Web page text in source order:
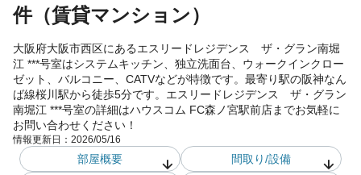
件（賃貸マンション）
大阪府大阪市西区にあるエスリードレジデンス ザ・グラン南堀
江 ***号室はシステムキッチン、独立洗面台、ウォークインクロー
ゼット、バルコニー、CATVなどが特徴です。最寄り駅の阪神なん
ば線桜川駅から徒歩5分です。エスリードレジデンス ザ・グラン
南堀江 ***号室の詳細はハウスコム FC森ノ宮駅前店までお気軽に
お問い合わせください！
情報更新日： 2026/05/16
部屋概要
間取り/設備